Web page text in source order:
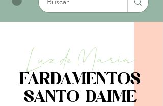
FARDAMENTOS
SANTO DAIME
Luz de Maria